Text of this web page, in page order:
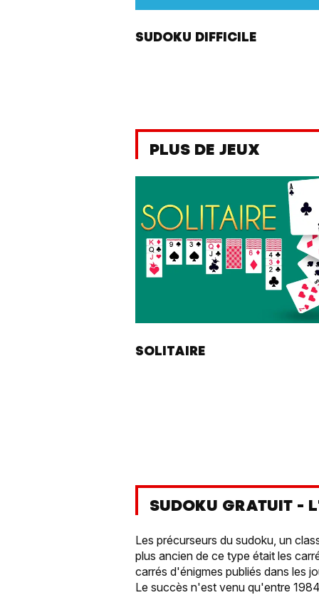
SUDOKU DIFFICILE
PLUS DE JEUX
SOLITAIRE
SUDOKU GRATUIT -
Les précurseurs du sudoku, un
plus ancien de ce type était les
carrés d'énigmes publiés dans les
Le succès n'est venu qu'entre